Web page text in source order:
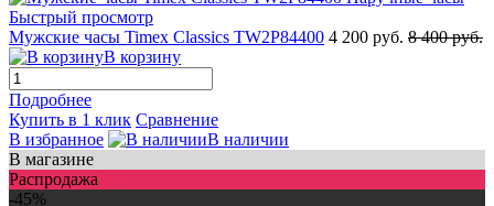
Быстрый просмотр
Мужские часы Timex Classics TW2P84400 4 200 руб. 8 400 руб.
В корзину
Подробнее
Купить в 1 клик Сравнение
В избранное
В наличии
В магазине
Распродажа
-45%